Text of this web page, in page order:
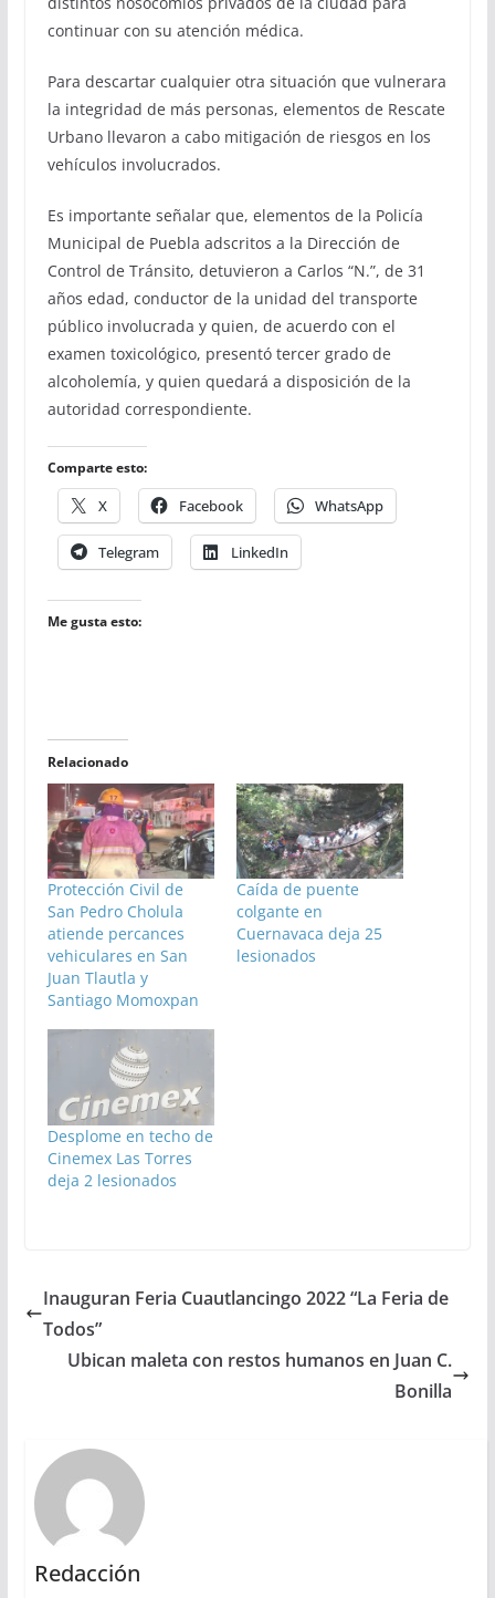
continuar con su atención médica.
Para descartar cualquier otra situación que vulnerara
la integridad de más personas, elementos de Rescate
Urbano llevaron a cabo mitigación de riesgos en los
vehículos involucrados.
Es importante señalar que, elementos de la Policía
Municipal de Puebla adscritos a la Dirección de
Control de Tránsito, detuvieron a Carlos “N.”, de 31
años edad, conductor de la unidad del transporte
público involucrada y quien, de acuerdo con el
examen toxicológico, presentó tercer grado de
alcoholemía, y quien quedará a disposición de la
autoridad correspondiente.
Comparte esto:
X Facebook WhatsApp
Telegram LinkedIn
Me gusta esto:
Relacionado
Protección Civil de
San Pedro Cholula
atiende percances
vehiculares en San
Juan Tlautla y
Santiago Momoxpan
Caída de puente
colgante en
Cuernavaca deja 25
lesionados
Desplome en techo de
Cinemex Las Torres
deja 2 lesionados
Inauguran Feria Cuautlancingo 2022 “La Feria de
Todos”
Ubican maleta con restos humanos en Juan C.
Bonilla
Redacción